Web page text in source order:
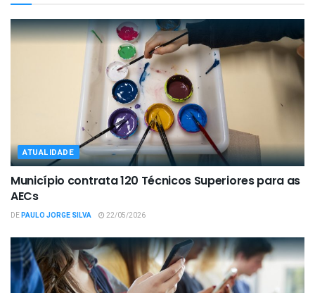
ATUALIDADE
Município contrata 120 Técnicos Superiores para as
AECs
DEPAULO JORGE SILVA 22/05/2026